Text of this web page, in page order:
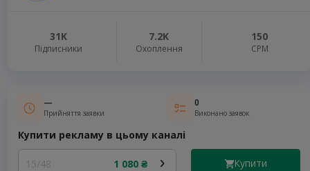
31K
Підписники
7.2K
Охоплення
150
СРМ
—
Прийняття заявки
0
Виконано заявок
Купити рекламу в цьому каналі
15/48 1 080 ₴ Купити